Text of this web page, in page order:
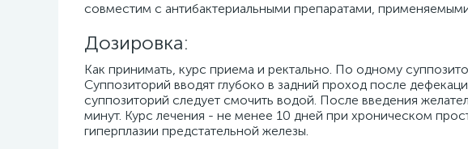
совместим с антибактериальными препаратами,
Дозировка:
Как принимать, курс приема и ректально. По одному
Суппозиторий вводят глубоко в задний проход после
суппозиторий следует смочить водой. После введения
минут. Курс лечения - не менее 10 дней при хроническом
гиперплазии предстательной железы.